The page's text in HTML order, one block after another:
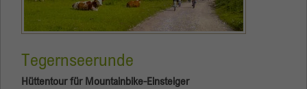
Tegernseerunde
Hüttentour für Mountainbike-Einsteiger